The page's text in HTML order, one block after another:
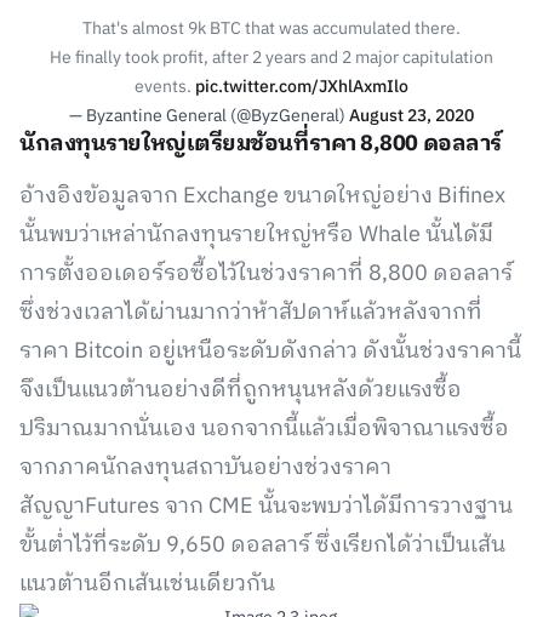
That's almost 9k BTC that was accumulated there.
He finally took profit, after 2 years and 2 major capitulation
events. pic.twitter.com/JXhlAxmIlo
— Byzantine General (@ByzGeneral)August 23, 2020
นักลงทุนรายใหญ่เตรียมช้อนที่ราคา 8,800 ดอลลาร์
อ้างอิงข้อมูลจาก Exchange ขนาดใหญ่อย่าง Bifinex
นั้นพบว่าเหล่านักลงทุนรายใหญ่หรือ Whale นั้นได้มี
การตั้งออเดอร์รอซื้อไว้ในช่วงราคาที่ 8,800 ดอลลาร์
ซึ่งช่วงเวลาได้ผ่านมากว่าห้าสัปดาห์แล้วหลังจากที่
ราคา Bitcoin อยู่เหนือระดับดังกล่าว ดังนั้นช่วงราคานี้
จึงเป็นแนวต้านอย่างดีที่ถูกหนุนหลังด้วยแรงซื้อ
ปริมาณมากนั่นเอง นอกจากนี้แล้วเมื่อพิจาณาแรงซื้อ
จากภาคนักลงทุนสถาบันอย่างช่วงราคา
สัญญาFutures จาก CME นั้นจะพบว่าได้มีการวางฐาน
ขั้นต่ำไว้ที่ระดับ 9,650 ดอลลาร์ ซึ่งเรียกได้ว่าเป็นเส้น
แนวต้านอีกเส้นเช่นเดียวกัน